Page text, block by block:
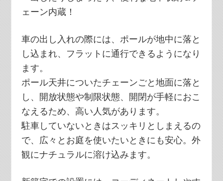
ェーン内蔵！
車の出し入れの際には、ポールが地中に落と
し込まれ、フラットに通行できるようになり
ます。
ポール天井についたチェーンごと地面に落と
し、開放状態や制限状態、開閉が手軽におこ
なえるため、高い人気があります。
駐車していないときはスッキリとしまえるの
で、広々とお庭を使いたいときにも安心。外
観にナチュラルに溶け込みます。